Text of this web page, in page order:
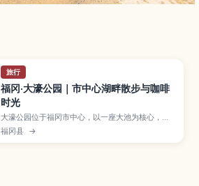
旅行
福冈·大濠公园｜市中心湖畔散步与咖啡
时光
大濠公园位于福冈市中心，以一座大池为核心，是
当地居民与游客都喜爱的城市绿洲。文章将介绍环
湖步道与慢跑路线、脚踏船等水上活动、园内的福
福冈县 →